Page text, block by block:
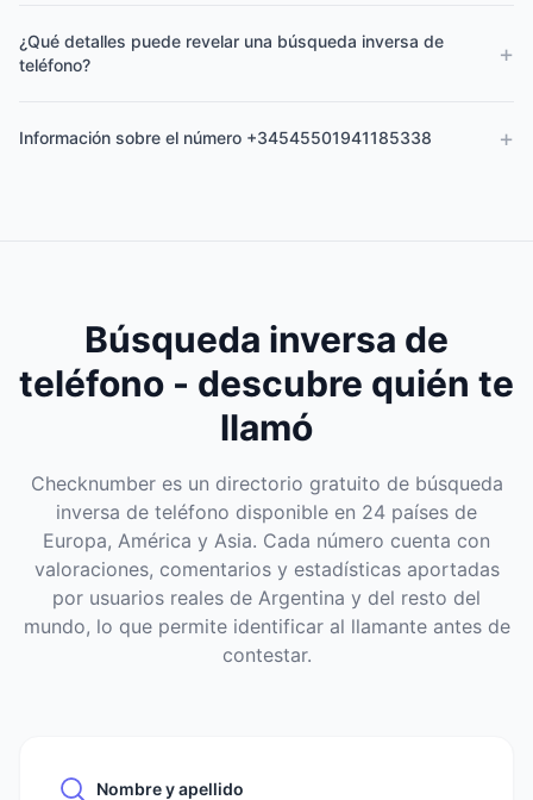
¿Qué detalles puede revelar una búsqueda inversa de
teléfono?
+
Información sobre el número +34545501941185338 +
Búsqueda inversa de
teléfono - descubre quién te
llamó
Checknumber es un directorio gratuito de búsqueda
inversa de teléfono disponible en 24 países de
Europa, América y Asia. Cada número cuenta con
valoraciones, comentarios y estadísticas aportadas
por usuarios reales de Argentina y del resto del
mundo, lo que permite identificar al llamante antes de
contestar.
Nombre y apellido